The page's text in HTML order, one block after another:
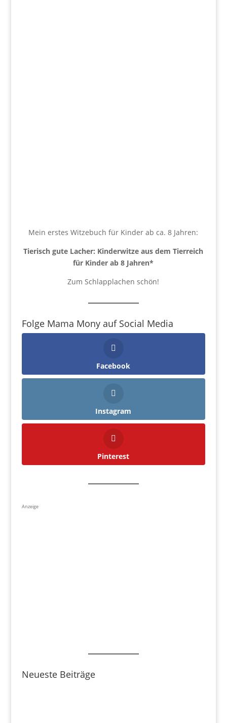
Mein erstes Witzebuch für Kinder ab ca. 8 Jahren:
Tierisch gute Lacher: Kinderwitze aus dem Tierreich
für Kinder ab 8 Jahren*
Zum Schlapplachen schön!
Folge Mama Mony auf Social Media
Facebook
Instagram
Pinterest
Anzeige
Neueste Beiträge